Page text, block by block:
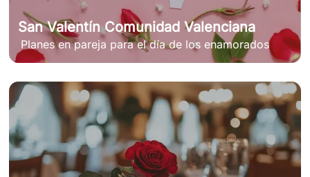
San Valentín Comunidad Valenciana
Planes en pareja para el día de los enamorados